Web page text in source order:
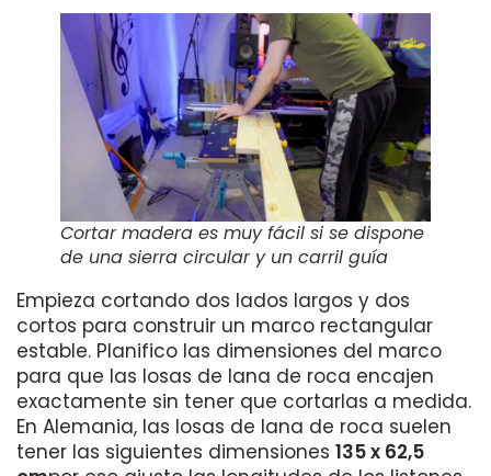
Cortar madera es muy fácil si se dispone
de una sierra circular y un carril guía
Empieza cortando dos lados largos y dos
cortos para construir un marco rectangular
estable. Planifico las dimensiones del marco
para que las losas de lana de roca encajen
exactamente sin tener que cortarlas a medida.
En Alemania, las losas de lana de roca suelen
tener las siguientes dimensiones 135 x 62,5